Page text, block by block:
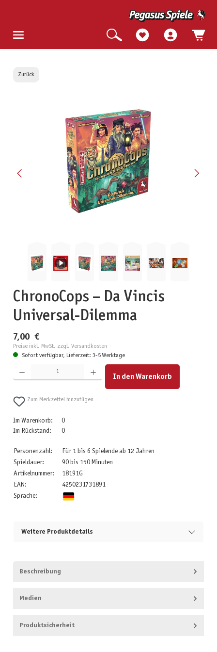
Zurück
ChronoCops – Da Vincis
Universal-Dilemma
7,00 €
Preise inkl. MwSt. zzgl. Versandkosten
Sofort verfügbar, Lieferzeit: 3-5 Werktage
Produkt Anzahl: Gib den gewünschten Wert ein oder benutze die Schaltflächen um die Anzahl zu
In den Warenkorb
Zum Merkzettel hinzufügen
Im Warenkorb:
0
Im Rückstand:
0
Personenzahl:
Für 1 bis 6 Spielende ab 12 Jahren
Spieldauer:
90 bis 150 Minuten
Artikelnummer:
18191G
EAN:
4250231731891
Sprache:
Weitere Produktdetails
Beschreibung
Medien
Produktsicherheit